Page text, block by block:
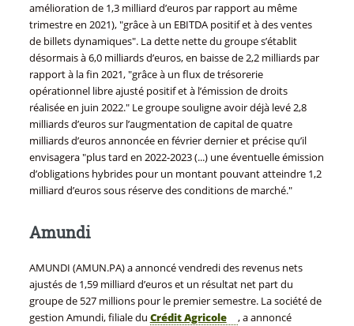
amélioration de 1,3 milliard d’euros par rapport au même
trimestre en 2021), "grâce à un EBITDA positif et à des ventes
de billets dynamiques". La dette nette du groupe s’établit
désormais à 6,0 milliards d’euros, en baisse de 2,2 milliards par
rapport à la fin 2021, "grâce à un flux de trésorerie
opérationnel libre ajusté positif et à l’émission de droits
réalisée en juin 2022." Le groupe souligne avoir déjà levé 2,8
milliards d’euros sur l’augmentation de capital de quatre
milliards d’euros annoncée en février dernier et précise qu’il
envisagera "plus tard en 2022-2023 (...) une éventuelle émission
d’obligations hybrides pour un montant pouvant atteindre 1,2
milliard d’euros sous réserve des conditions de marché."
Amundi
AMUNDI (AMUN.PA) a annoncé vendredi des revenus nets
ajustés de 1,59 milliard d’euros et un résultat net part du
groupe de 527 millions pour le premier semestre. La société de
gestion Amundi, filiale du Crédit Agricole
, a annoncé